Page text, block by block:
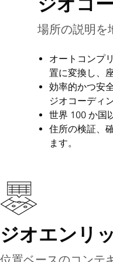
場所の説明を
オートコンプ
置に変換し、
効率的かつ安
ジオコーディ
世界 100 か国
住所の検証、
ます。
ジオエンリ